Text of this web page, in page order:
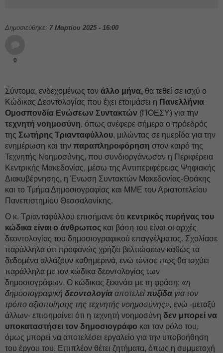
Δημοσιεύθηκε: 7 Μαρτίου 2025 - 16:00
0
Σύντομα, ενδεχομένως τον άλλο μήνα, θα τεθεί σε ισχύ ο
Κώδικας Δεοντολογίας που έχει ετοιμάσει η Πανελλήνια
Ομοσπονδία Ενώσεων Συντακτών (ΠΟΕΣΥ) για την
τεχνητή νοημοσύνη, όπως ανέφερε σήμερα ο πρόεδρός
της Σωτήρης Τριανταφύλλου, μιλώντας σε ημερίδα για την
ενημέρωση και την παραπληροφόρηση στον καιρό της
Τεχνητής Νοημοσύνης, που συνδιοργάνωσαν η Περιφέρεια
Κεντρικής Μακεδονίας, μέσω της Αντιπεριφέρειας Ψηφιακής
Διακυβέρνησης, η Ένωση Συντακτών Μακεδονίας-Θράκης
και το Τμήμα Δημοσιογραφίας και ΜΜΕ του Αριστοτελείου
Πανεπιστημίου Θεσσαλονίκης.
Ο κ. Τριανταφύλλου επισήμανε ότι κεντρικός πυρήνας του
κώδικα είναι ο άνθρωπος και βάση του είναι οι αρχές
δεοντολογίας του δημοσιογραφικού επαγγέλματος. Σχολίασε
παράλληλα ότι προφανώς χρήζει βελτιώσεων καθώς τα
δεδομένα αλλάζουν καθημερινά, ενώ τόνισε πως θα ισχύει
παράλληλα με τον κώδικα δεοντολογίας των
δημοσιογράφων. Ο κώδικας ξεκινάει με τη φράση: «η
δημοσιογραφική δεοντολογία αποτελεί πυξίδα για τον
τρόπο αξιοποίησης της τεχνητής νοημοσύνης», ενώ -μεταξύ
άλλων- επισημαίνει ότι η τεχνητή νοημοσύνη δεν μπορεί να
υποκαταστήσει τον δημοσιογράφο και τον ρόλο του,
όμως μπορεί να αποτελέσει εργαλείο για την υποβοήθηση
του έργου του. Επιπλέον θέτει ζητήματα, όπως η συμμετοχή